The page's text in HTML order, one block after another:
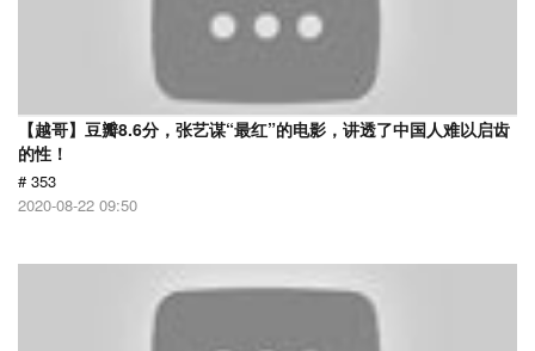
【越哥】豆瓣8.6分，张艺谋“最红”的电影，讲透了中国人难以启齿
的性！
# 353
2020-08-22 09:50